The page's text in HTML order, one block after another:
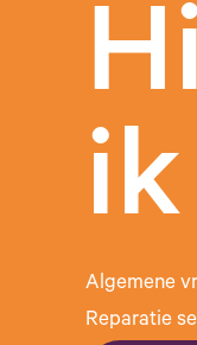
Algemene
Reparatie